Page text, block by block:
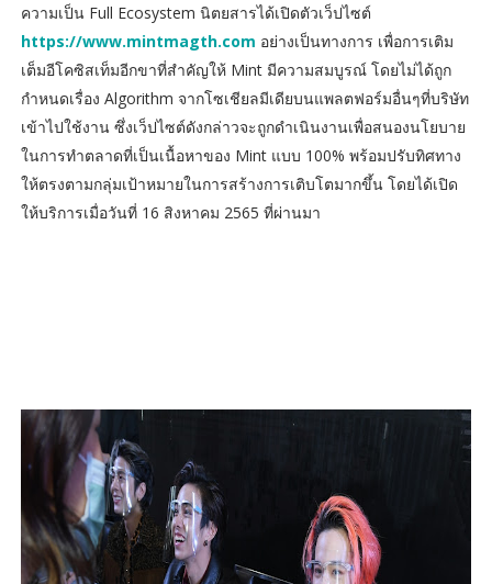
ความเป็น Full Ecosystem นิตยสารได้เปิดตัวเว็ปไซต์
https://www.mintmagth.com อย่างเป็นทางการ เพื่อการเติม
เต็มอีโคซิสเท็มอีกขาที่สำคัญให้ Mint มีความสมบูรณ์ โดยไม่ได้ถูก
กำหนดเรื่อง Algorithm จากโซเชียลมีเดียบนแพลตฟอร์มอื่นๆที่บริษัท
เข้าไปใช้งาน ซึ่งเว็ปไซต์ดังกล่าวจะถูกดำเนินงานเพื่อสนองนโยบาย
ในการทำตลาดที่เป็นเนื้อหาของ Mint แบบ 100% พร้อมปรับทิศทาง
ให้ตรงตามกลุ่มเป้าหมายในการสร้างการเติบโตมากขึ้น โดยได้เปิด
ให้บริการเมื่อวันที่ 16 สิงหาคม 2565 ที่ผ่านมา